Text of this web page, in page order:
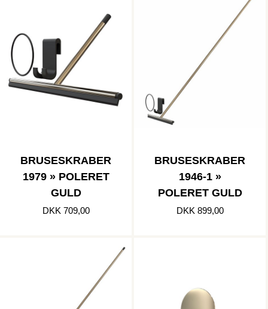
BRUSESKRABER
1979 » POLERET
GULD
DKK 709,00
BRUSESKRABER
1946-1 »
POLERET GULD
DKK 899,00